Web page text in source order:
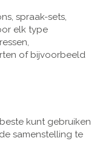
spraak-sets,
elk type
of bijvoorbeeld
kunt gebruiken
samenstelling te